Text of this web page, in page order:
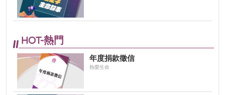
HOT-熱門
年度捐款徵信
熱愛生命